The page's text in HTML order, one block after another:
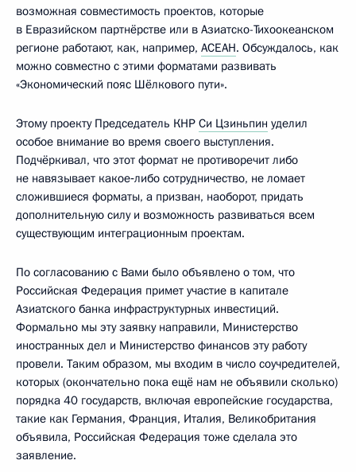
возможная совместимость проектов, которые
в Евразийском партнёрстве или в Азиатско-Тихоокеанском
регионе работают, как, например, АСЕАН. Обсуждалось, как
можно совместно с этими форматами развивать
«Экономический пояс Шёлкового пути».
Этому проекту Председатель КНР Си Цзиньпин уделил
особое внимание во время своего выступления.
Подчёркивал, что этот формат не противоречит либо
не навязывает какое‑либо сотрудничество, не ломает
сложившиеся форматы, а призван, наоборот, придать
дополнительную силу и возможность развиваться всем
существующим интеграционным проектам.
По согласованию с Вами было объявлено о том, что
Российская Федерация примет участие в капитале
Азиатского банка инфраструктурных инвестиций.
Формально мы эту заявку направили, Министерство
иностранных дел и Министерство финансов эту работу
провели. Таким образом, мы входим в число соучредителей,
которых (окончательно пока ещё нам не объявили сколько)
порядка 40 государств, включая европейские государства,
такие как Германия, Франция, Италия, Великобритания
объявила, Российская Федерация тоже сделала это
заявление.